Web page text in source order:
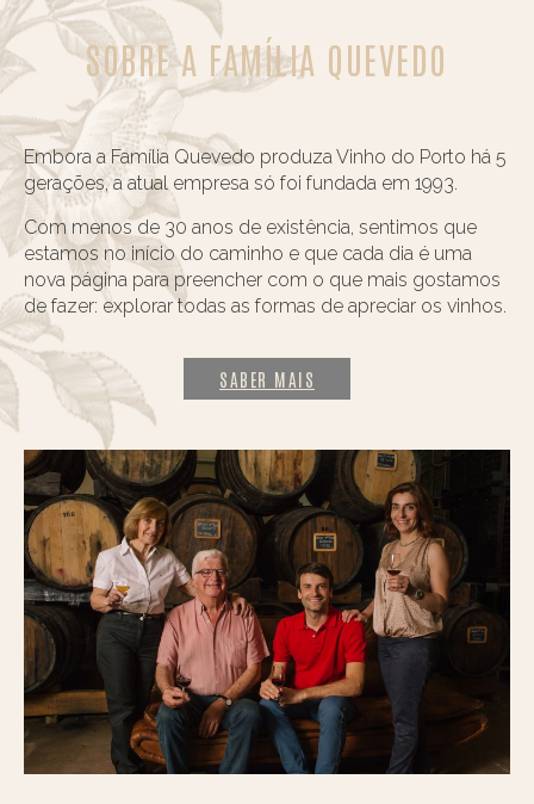
SOBRE A FAMÍLIA QUEVEDO
Embora a Família Quevedo produza Vinho do Porto há 5
gerações, a atual empresa só foi fundada em 1993.
Com menos de 30 anos de existência, sentimos que
estamos no início do caminho e que cada dia é uma
nova página para preencher com o que mais gostamos
de fazer: explorar todas as formas de apreciar os vinhos.
SABER MAIS